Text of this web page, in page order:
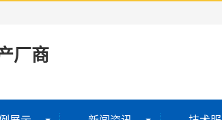
厂商